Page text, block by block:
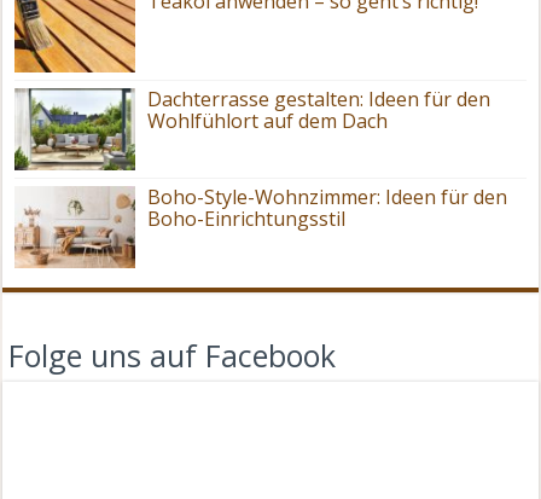
Dachterrasse gestalten: Ideen für den
Wohlfühlort auf dem Dach
Boho-Style-Wohnzimmer: Ideen für den
Boho-Einrichtungsstil
Folge uns auf Facebook